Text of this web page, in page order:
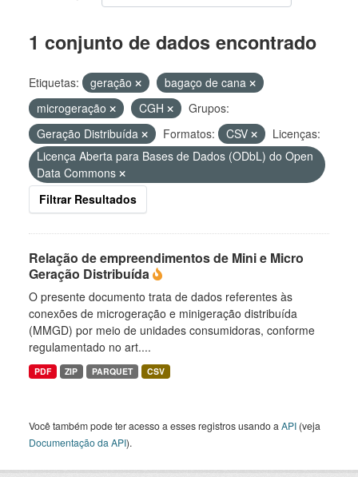
1 conjunto de dados encontrado
Etiquetas: geração
bagaço de cana
microgeração
CGH
Grupos:
Geração Distribuída
Formatos: CSV
Licenças:
Licença Aberta para Bases de Dados (ODbL) do Open
Data Commons
Filtrar Resultados
Relação de empreendimentos de Mini e Micro
Geração Distribuída
O presente documento trata de dados referentes às
conexões de microgeração e minigeração distribuída
(MMGD) por meio de unidades consumidoras, conforme
regulamentado no art....
PDF ZIP PARQUET CSV
Você também pode ter acesso a esses registros usando a API (veja
Documentação da API).